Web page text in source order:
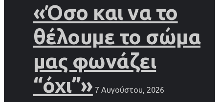
«Όσο και να το
θέλουμε το σώμα
μας φωνάζει
“όχι”» 7 Αυγούστου, 2026